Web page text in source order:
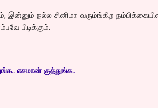
இன்னும் நல்ல சினிமா வரும்ங்கிற
பிடிக்கும்.
எசமான் குத்துங்க..